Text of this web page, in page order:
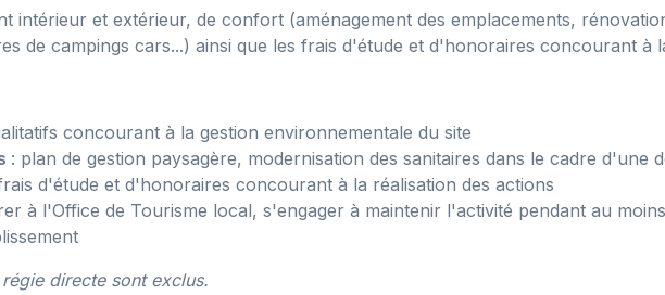
intérieur et extérieur, de confort (aménagement des emplacements,
de campings cars...) ainsi que les frais d'étude et d'honoraires concourant à
concourant à la gestion environnementale du site
: plan de gestion paysagère, modernisation des sanitaires dans le cadre d'une
d'étude et d'honoraires concourant à la réalisation des actions
à l'Office de Tourisme local, s'engager à maintenir l'activité pendant au
directe sont exclus.